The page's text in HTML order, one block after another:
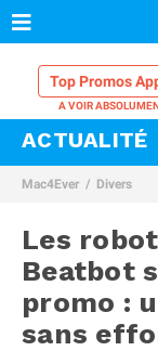
Top Promos
VPN Mac
Comparatif
ACTUALITÉ
Mac4Ever Divers
Les
Beatbot
promo :
sans